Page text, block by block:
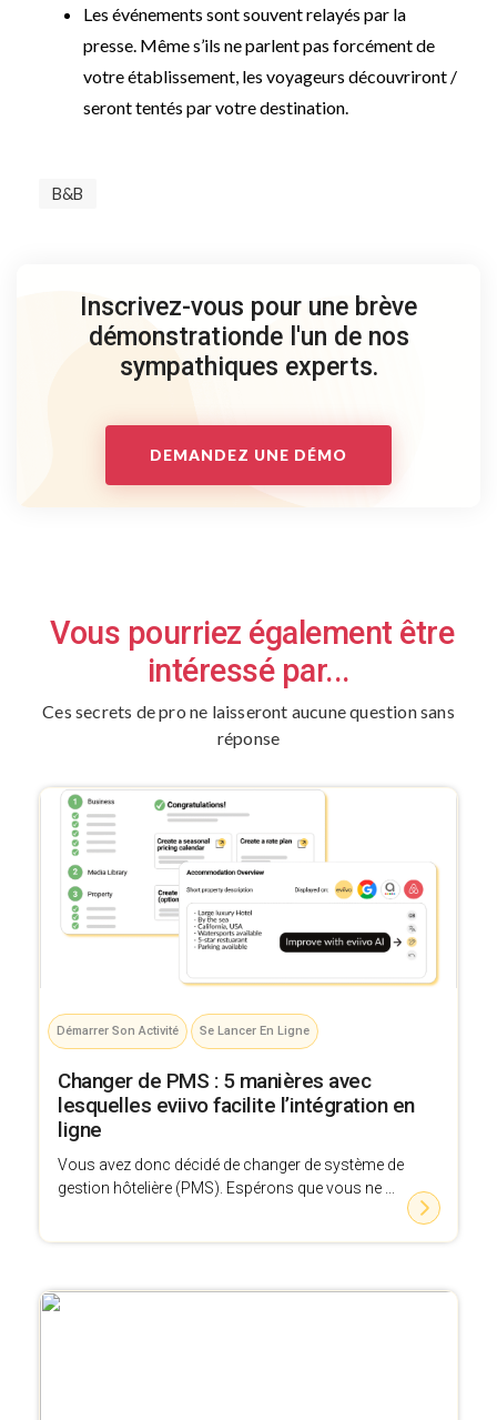
Les événements sont souvent relayés par la
presse. Même s’ils ne parlent pas forcément de
votre établissement, les voyageurs découvriront /
seront tentés par votre destination.
B&B
Inscrivez-vous pour une brève
démonstrationde l'un de nos
sympathiques experts.
DEMANDEZ UNE DÉMO
Vous pourriez également être
intéressé par...
Ces secrets de pro ne laisseront aucune question sans
réponse
Démarrer Son Activité Se Lancer En Ligne
Changer de PMS : 5 manières avec
lesquelles eviivo facilite l’intégration en
ligne
Vous avez donc décidé de changer de système de
gestion hôtelière (PMS). Espérons que vous ne ...